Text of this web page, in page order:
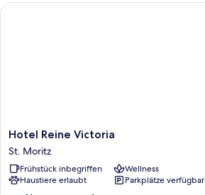
Hotel
Reine
Victoria
St.
Moritz
Hotel Reine Victoria
St. Moritz
Frühstück inbegriffen
Wellness
Haustiere erlaubt
Parkplätze verfügbar
Hotel Reine Victoria